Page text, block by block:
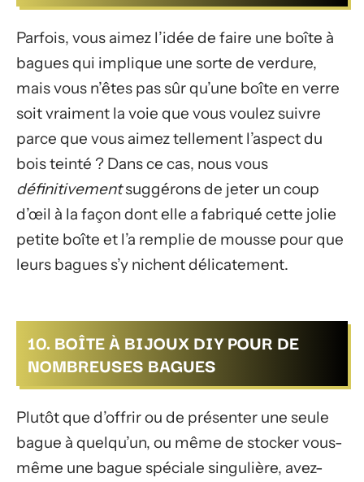
Parfois, vous aimez l’idée de faire une boîte à
bagues qui implique une sorte de verdure,
mais vous n’êtes pas sûr qu’une boîte en verre
soit vraiment la voie que vous voulez suivre
parce que vous aimez tellement l’aspect du
bois teinté ? Dans ce cas, nous vous
définitivementsuggérons de jeter un coup
d’œil à la façon dont elle a fabriqué cette jolie
petite boîte et l’a remplie de mousse pour que
leurs bagues s’y nichent délicatement.
10. BOÎTE À BIJOUX DIY POUR DE
NOMBREUSES BAGUES
Plutôt que d’offrir ou de présenter une seule
bague à quelqu’un, ou même de stocker vous-
même une bague spéciale singulière, avez-